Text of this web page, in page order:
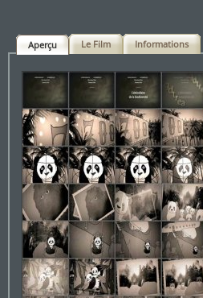
Aperçu Le Film Informations